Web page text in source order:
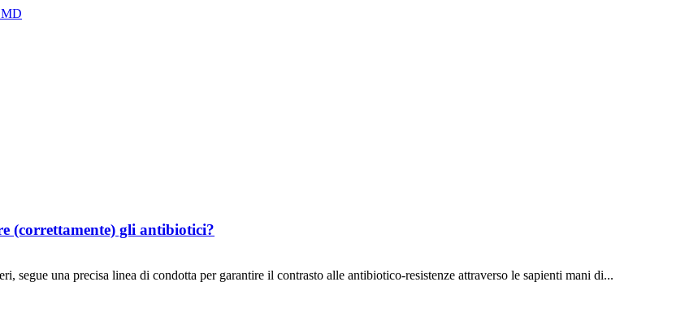
MD
(correttamente) gli antibiotici?
una precisa linea di condotta per garantire il contrasto alle antibiotico-resistenze attraverso le sapienti mani di...